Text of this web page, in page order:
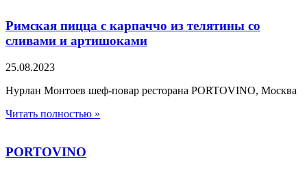
Римская пицца с карпаччо из телятины со
сливами и артишоками
25.08.2023
Нурлан Монтоев шеф-повар ресторана PORTOVINO, Москва
Читать полностью »
PORTOVINO